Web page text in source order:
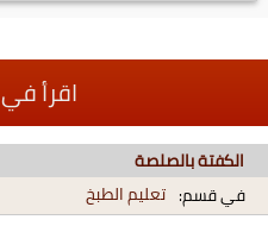
اقرأ
الكفتة بالصلصة
في قسم: تعليم الطبخ